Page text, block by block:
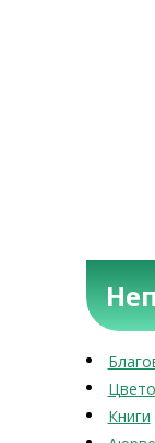
Книги